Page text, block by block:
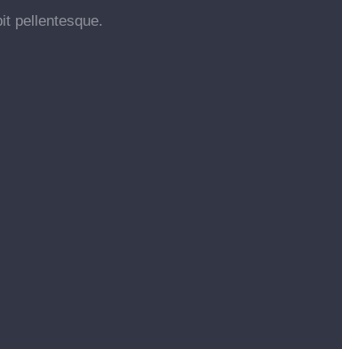
pellentesque.